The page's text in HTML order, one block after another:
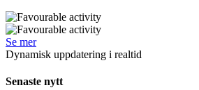
Se mer
Dynamisk uppdatering i realtid
Senaste nytt